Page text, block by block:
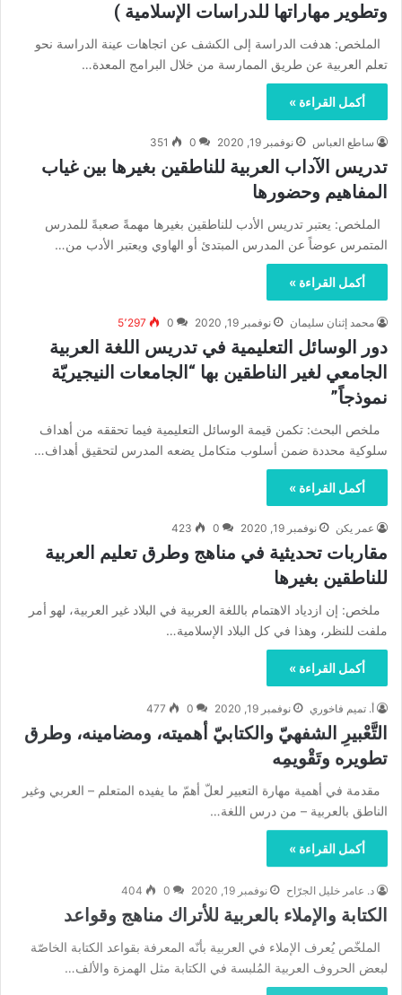
وتطوير مهاراتها للدراسات الإسلامية )
الملخص: هدفت الدراسة إلى الكشف عن اتجاهات عينة الدراسة نحو
تعلم العربية عن طريق الممارسة من خلال البرامج المعدة…
أكمل القراءة »
ساطع العباس نوفمبر 19, 2020 0
351
تدريس الآداب العربية للناطقين بغيرها بين غياب
المفاهيم وحضورها
الملخص: يعتبر تدريس الأدب للناطقين بغيرها مهمةً صعبةً للمدرس
المتمرس عوضاً عن المدرس المبتدئ أو الهاوي ويعتبر الأدب من…
أكمل القراءة »
محمد إثنان سليمان نوفمبر 19, 2020 0 5٬297
دور الوسائل التعليمية في تدريس اللغة العربية
الجامعي لغير الناطقين بها “الجامعات النيجيريّة
نموذجاً”
ملخص البحث: تكمن قيمة الوسائل التعليمية فيما تحققه من أهداف
سلوكية محددة ضمن أسلوب متكامل يضعه المدرس لتحقيق أهداف…
أكمل القراءة »
عمر يكن نوفمبر 19, 2020 0
423
مقاربات تحديثية في مناهج وطرق تعليم العربية
للناطقين بغيرها
ملخص: إن ازدياد الاهتمام باللغة العربية في البلاد غير العربية، لهو أمر
ملفت للنظر، وهذا في كل البلاد الإسلامية…
أكمل القراءة »
أ. تميم فاخوري نوفمبر 19, 2020 0
477
التَّعْبيرِ الشفهيّ والكتابيّ أهميته، ومضامينه، وطرق
تطويره وتَقْويمِه
مقدمة في أهمية مهارة التعبير لعلّ أهمّ ما يفيده المتعلم – العربي وغير
الناطق بالعربية – من درس اللغة…
أكمل القراءة »
د. عامر خليل الجرّاح نوفمبر 19, 2020 0
404
الكتابة والإملاء بالعربية للأتراك مناهج وقواعد
الملخّص يُعرف الإملاء في العربية بأنّه المعرفة بقواعد الكتابة الخاصّة
لبعض الحروف العربية المُلبسة في الكتابة مثل الهمزة والألف…